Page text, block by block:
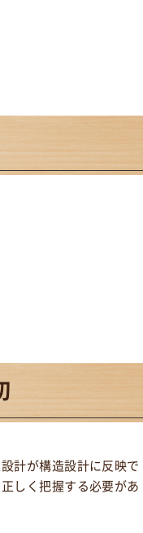
計が構造設計に反映で
しく把握する必要があ